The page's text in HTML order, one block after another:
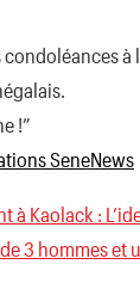
condoléances à
!”
à Kaolack :
3 hommes et